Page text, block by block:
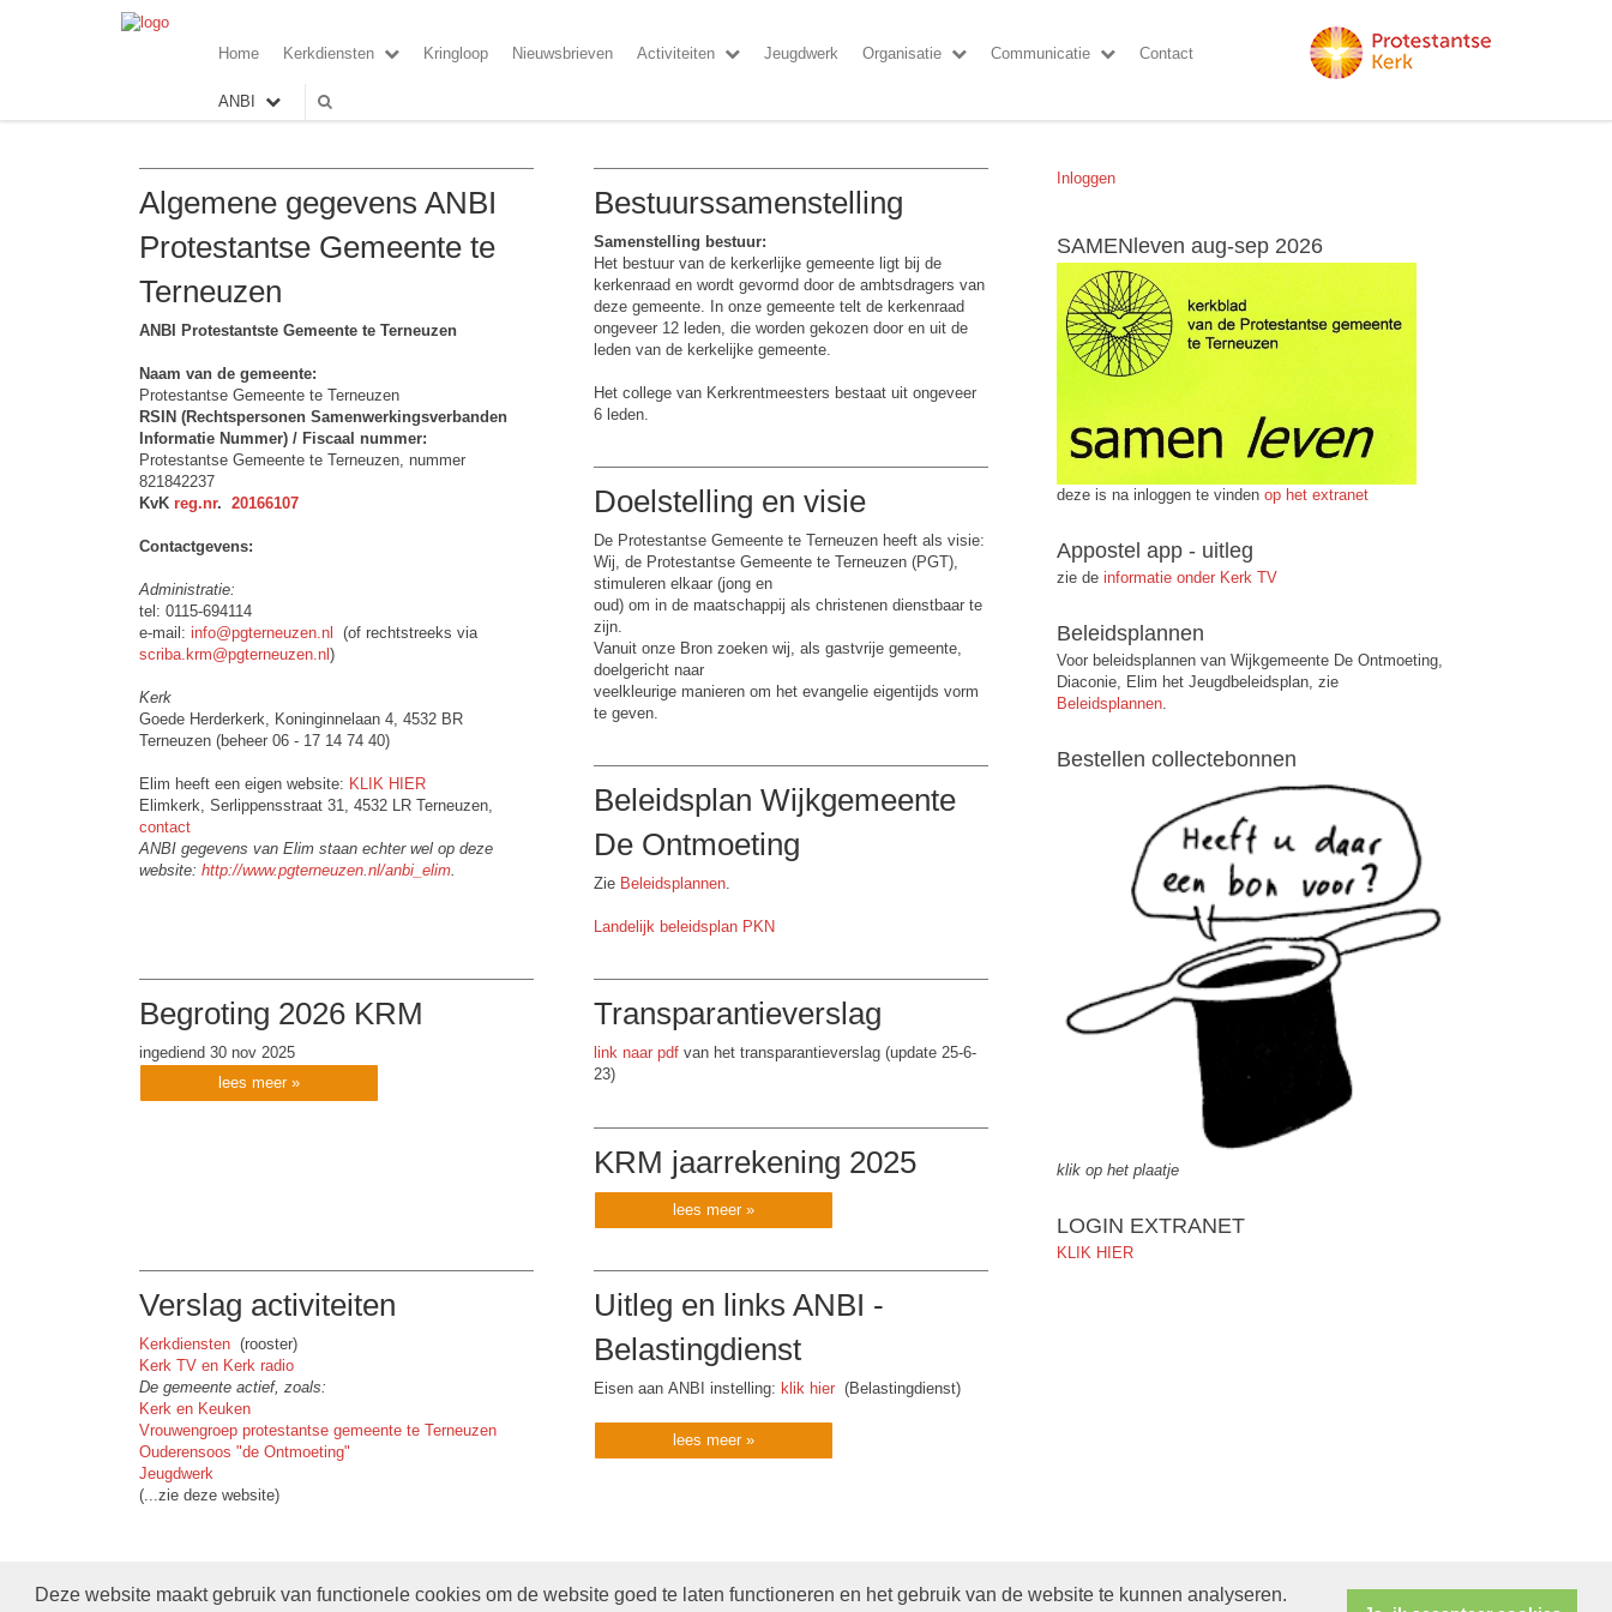
Deze website maakt gebruik van functionele cookies om de website goed te laten functioneren en het gebruik van de website te kunnen analyseren.
Home Kerkdiensten Kringloop Nieuwsbrieven Activiteiten Jeugdwerk Organisatie Communicatie Contact
ANBI
Algemene gegevens ANBI
Protestantse Gemeente te
Terneuzen
ANBI Protestantste Gemeente te Terneuzen
Naam van de gemeente:
Protestantse Gemeente te Terneuzen
RSIN (Rechtspersonen Samenwerkingsverbanden
Informatie Nummer) / Fiscaal nummer:
Protestantse Gemeente te Terneuzen, nummer
821842237
KvK reg.nr. 20166107
Contactgevens:
Administratie:
tel: 0115-694114
e-mail: info@pgterneuzen.nl
(of rechtstreeks via
scriba.krm@pgterneuzen.nl )
Kerk
Goede Herderkerk, Koninginnelaan 4, 4532 BR
Terneuzen (beheer 06 - 17 14 74 40)
Elim heeft een eigen website: KLIK HIER
Elimkerk, Serlippensstraat 31, 4532 LR Terneuzen,
contact
ANBI gegevens van Elim staan echter wel op deze
website: http://www.pgterneuzen.nl/anbi_elim.
Bestuurssamenstelling
Samenstelling bestuur:
Het bestuur van de kerkerlijke gemeente ligt bij de
kerkenraad en wordt gevormd door de ambtsdragers van
deze gemeente. In onze gemeente telt de kerkenraad
ongeveer 12 leden, die worden gekozen door en uit de
leden van de kerkelijke gemeente.
Het college van Kerkrentmeesters bestaat uit ongeveer
6 leden.
Doelstelling en visie
De Protestantse Gemeente te Terneuzen heeft als visie:
Wij, de Protestantse Gemeente te Terneuzen (PGT),
stimuleren elkaar (jong en
oud) om in de maatschappij als christenen dienstbaar te
zijn.
Vanuit onze Bron zoeken wij, als gastvrije gemeente,
doelgericht naar
veelkleurige manieren om het evangelie eigentijds vorm
te geven.
Beleidsplan Wijkgemeente
De Ontmoeting
Zie Beleidsplannen.
Landelijk beleidsplan PKN
Begroting 2026 KRM
ingediend 30 nov 2025
lees meer »
Transparantieverslag
link naar pdfvan het transparantieverslag (update 25-6-
23)
KRM jaarrekening 2025
lees meer »
Verslag activiteiten
Kerkdiensten (rooster)
Kerk TV en Kerk radio
De gemeente actief, zoals:
Kerk en Keuken
Vrouwengroep protestantse gemeente te Terneuzen
Ouderensoos "de Ontmoeting"
Jeugdwerk
(...zie deze website)
Uitleg en links ANBI -
Belastingdienst
Eisen aan ANBI instelling: klik hier(Belastingdienst)
lees meer »
Inloggen
SAMENleven aug-sep 2026
deze is na inloggen te vindenop het extranet
Appostel app - uitleg
zie de informatie onder Kerk TV
Beleidsplannen
Voor beleidsplannen van Wijkgemeente De Ontmoeting,
Diaconie, Elim het Jeugdbeleidsplan, zie
Beleidsplannen.
Bestellen collectebonnen
klik op het plaatje
LOGIN EXTRANET
KLIK HIER